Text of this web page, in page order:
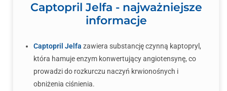
Captopril Jelfa - najważniejsze
informacje
Captopril Jelfa zawiera substancję czynną kaptopryl,
która hamuje enzym konwertujący angiotensynę, co
prowadzi do rozkurczu naczyń krwionośnych i
obniżenia ciśnienia.